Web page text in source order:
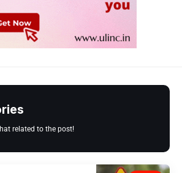
related to the post!